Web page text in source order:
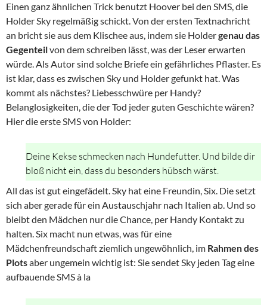
Einen ganz ähnlichen Trick benutzt Hoover bei den SMS, die
Holder Sky regelmäßig schickt. Von der ersten Textnachricht
an bricht sie aus dem Klischee aus, indem sie Holdergenau das
Gegenteilvon dem schreiben lässt, was der Leser erwarten
würde. Als Autor sind solche Briefe ein gefährliches Pflaster. Es
ist klar, dass es zwischen Sky und Holder gefunkt hat. Was
kommt als nächstes? Liebesschwüre per Handy?
Belanglosigkeiten, die der Tod jeder guten Geschichte wären?
Hier die erste SMS von Holder:
Deine Kekse schmecken nach Hundefutter. Und bilde dir
bloß nicht ein, dass du besonders hübsch wärst.
All das ist gut eingefädelt. Sky hat eine Freundin, Six. Die setzt
sich aber gerade für ein Austauschjahr nach Italien ab. Und so
bleibt den Mädchen nur die Chance, per Handy Kontakt zu
halten. Six macht nun etwas, was für eine
Mädchenfreundschaft ziemlich ungewöhnlich, im Rahmen des
Plotsaber ungemein wichtig ist: Sie sendet Sky jeden Tag eine
aufbauende SMS à la